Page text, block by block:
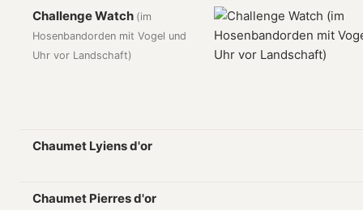
Challenge Watch (im
Hosenbandorden mit Vogel und
Uhr vor Landschaft)
Chaumet Lyiens d'or
Chaumet Pierres d'or